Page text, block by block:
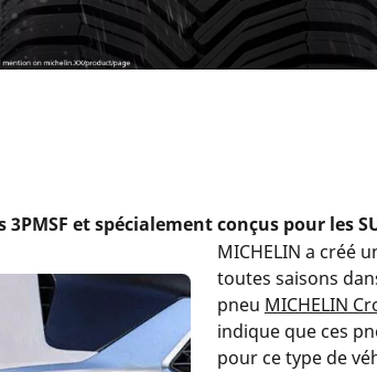
et spécialement conçus pour les
MICHELIN a créé
toutes saisons
pneu MICHELIN
indique que ces
pour ce type de